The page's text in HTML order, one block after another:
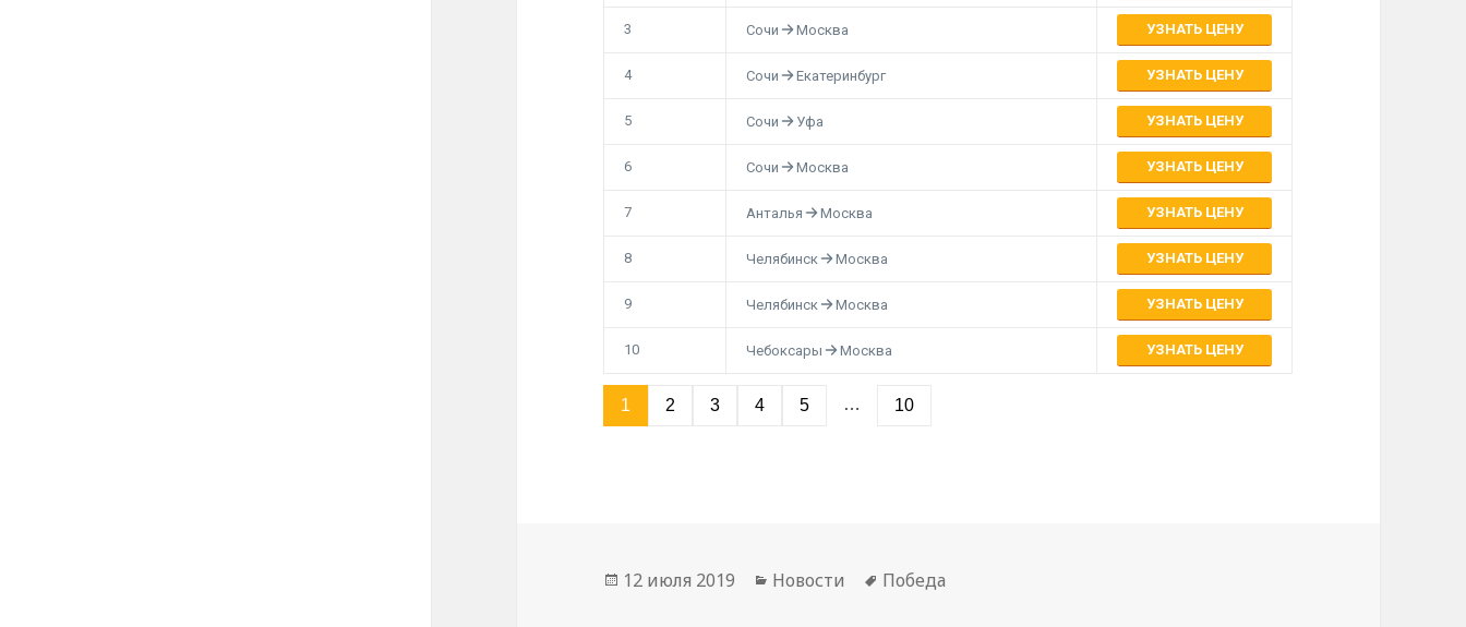
3 Сочи Москва УЗНАТЬ ЦЕНУ
4 Сочи Екатеринбург УЗНАТЬ ЦЕНУ
5 Сочи Уфа УЗНАТЬ ЦЕНУ
6 Сочи Москва УЗНАТЬ ЦЕНУ
7 Анталья Москва УЗНАТЬ ЦЕНУ
8 Челябинск Москва УЗНАТЬ ЦЕНУ
9 Челябинск Москва УЗНАТЬ ЦЕНУ
10 Чебоксары Москва УЗНАТЬ ЦЕНУ
1 2 3 4 5 … 10
Опубликовано
12 июля 2019 Рубрики
Новости Метки
Победа